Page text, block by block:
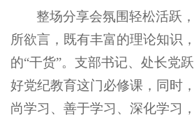
整场分享会氛围轻松活跃
所欲言，既有丰富的理论知识
的“干货”。支部书记、处长党
好党纪教育这门必修课，同时
尚学习、善于学习、深化学习